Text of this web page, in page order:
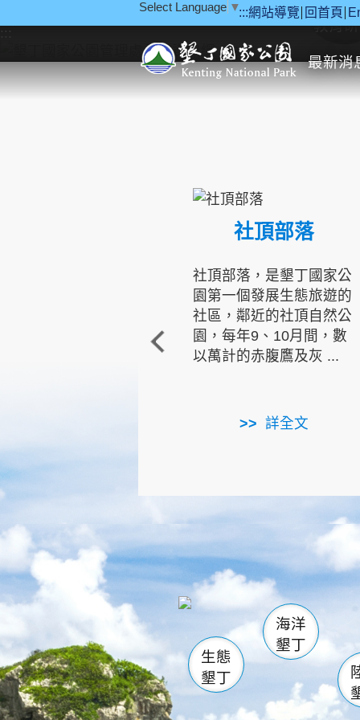
:::網站導覽 回首頁
Select Language ▼
最新消
::: 教育
社頂部落
社頂部落，是墾丁國家公
園第一個發展生態旅遊的
社區，鄰近的社頂自然公
園，每年9、10月間，數
以萬計的赤腹鷹及灰 ...
詳全文
龜山 海生館
恆春
龍鑾潭自
瓊麻館
關山
白砂
生態
墾丁
海洋
墾丁